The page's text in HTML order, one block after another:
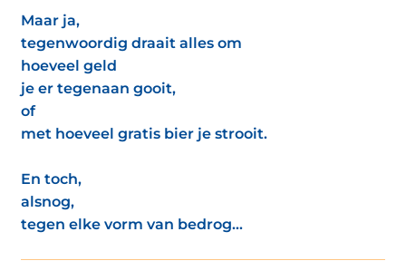
Maar ja,
tegenwoordig draait alles om
hoeveel geld
je er tegenaan gooit,
of
met hoeveel gratis bier je strooit.
En toch,
alsnog,
tegen elke vorm van bedrog...